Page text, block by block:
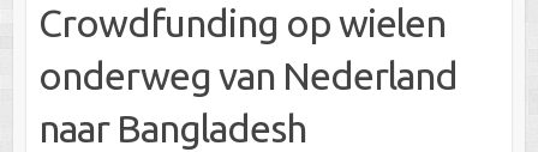
Crowdfunding op wielen
onderweg van Nederland
naar Bangladesh